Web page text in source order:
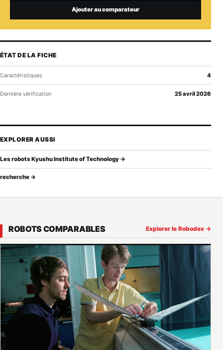
Ajouter au comparateur
ÉTAT DE LA FICHE
Caractéristiques 4
Dernière vérification 25 avril 2026
EXPLORER AUSSI
Les robots Kyushu Institute of Technology →
recherche →
ROBOTS COMPARABLES Explorer le Robodex →